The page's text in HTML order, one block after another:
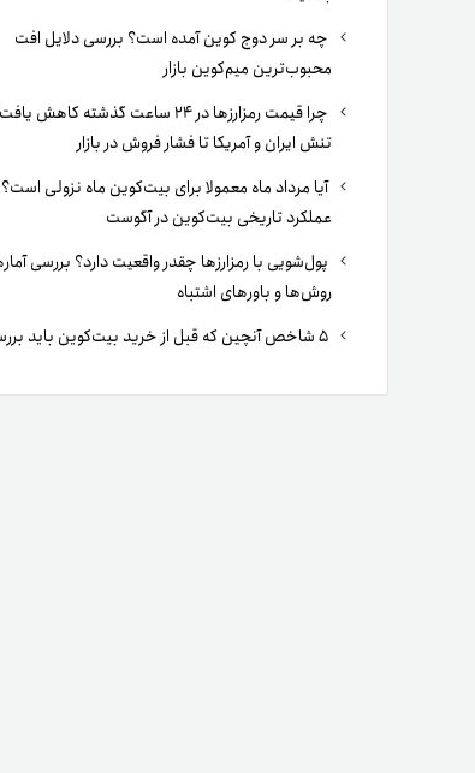
چه بر سر دوج کوین آمده است؟ بررسی دلایل افت
محبوب‌ترین میم‌کوین بازار
چرا قیمت رمزارزها در ۲۴ ساعت گذشته کاهش
تنش ایران و آمریکا تا فشار فروش در بازار
آیا مرداد ماه معمولا برای بیت‌کوین ماه نزولی
عملکرد تاریخی بیت‌کوین در آگوست
پول‌شویی با رمزارزها چقدر واقعیت دارد؟ بررسی
روش‌ها و باورهای اشتباه